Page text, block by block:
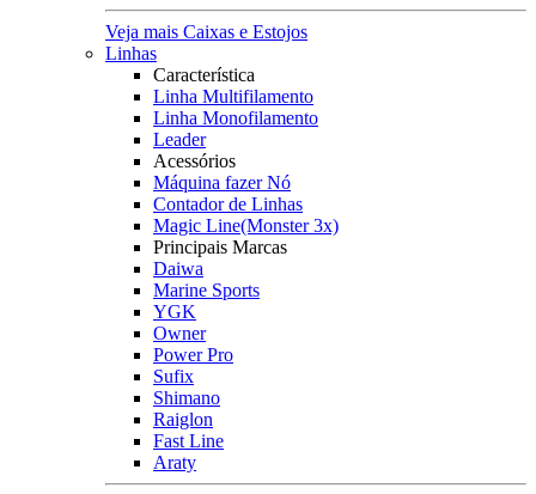
Veja mais Caixas e Estojos
Linhas
Característica
Linha Multifilamento
Linha Monofilamento
Leader
Acessórios
Máquina fazer Nó
Contador de Linhas
Magic Line(Monster 3x)
Principais Marcas
Daiwa
Marine Sports
YGK
Owner
Power Pro
Sufix
Shimano
Raiglon
Fast Line
Araty